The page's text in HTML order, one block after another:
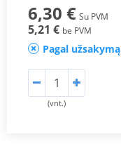
6,30 € Su PVM
5,21 € be PVM
Pagal užsakymą
(vnt.)